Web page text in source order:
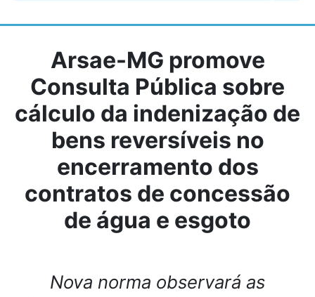
Arsae-MG promove
Consulta Pública sobre
cálculo da indenização de
bens reversíveis no
encerramento dos
contratos de concessão
de água e esgoto
Nova norma observará as